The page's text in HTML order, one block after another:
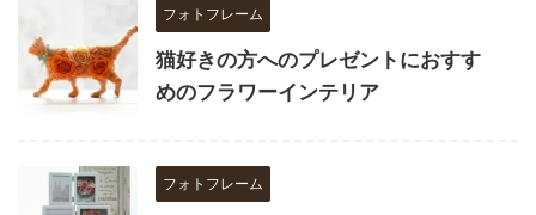
フォトフレーム
猫好きの方へのプレゼントにおすす
めのフラワーインテリア
フォトフレーム